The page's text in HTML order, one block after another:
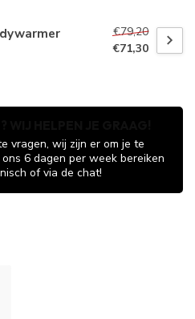
€79,20
€71,30
vragen, wij zijn er om je te
6 dagen per week bereiken
of via de chat!